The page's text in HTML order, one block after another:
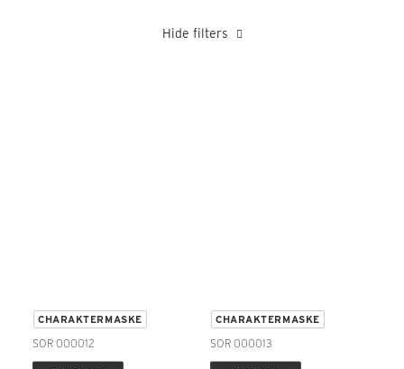
Hide filters
CHARAKTERMASKE
SOR 000012
CHARAKTERMASKE
SOR 000013